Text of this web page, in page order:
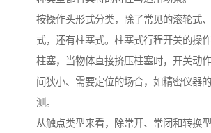
按操作头形式分类，除了常见的滚轮式
式，还有柱塞式。柱塞式行程开关的操
柱塞，当物体直接挤压柱塞时，开关动
间狭小、需要定位的场合，如精密仪器
测。
从触点类型来看，除常开、常闭和转换